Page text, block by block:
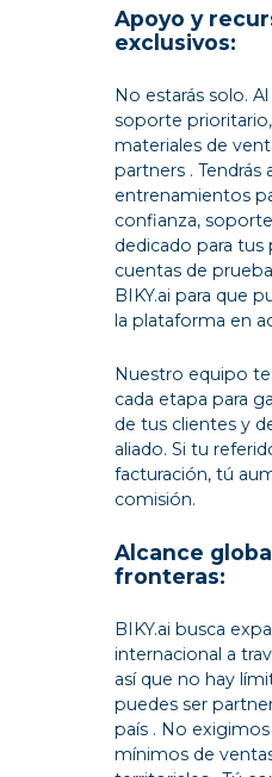
Apoyo y
exclusivos:
No estarás solo.
soporte
materiales de
partners . Tendrás
entrenamientos
confianza,
dedicado para
cuentas de
BIKY.ai para que
la plataforma en
Nuestro equipo
cada etapa para
de tus clientes y
aliado. Si tu
facturación, tú
comisión.
Alcance
fronteras:
BIKY.ai busca
internacional a
así que no hay
puedes ser
país . No exigimos
mínimos de